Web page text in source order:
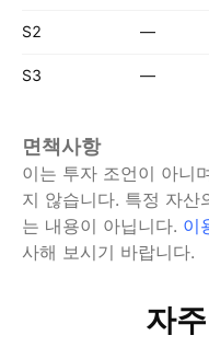
S2 —
S3 —
면책사항
이는 투자 조언이 아니
지 않습니다. 특정 자산
는 내용이 아닙니다. 이
사해 보시기 바랍니다.
자